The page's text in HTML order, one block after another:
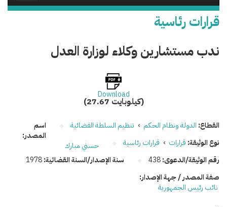
قرارات رئاسية
ندب مستشارين وكلاء لوزارة العدل
Download
(27.67 كيلوبايت)
القطاع: الدولة ونظام الحكم › تنظيم السلطة القضائية
نوع الوثيقة: قرارات › قرارات رئاسية
رقم الوثيقة/الدعوى:438 سنة الإصدار/السنة القضائية:1978
اسم
المصدر:
حسني مبارك
صفة المصدر / جهة الإصدار:
نائب رئيس الجمهورية